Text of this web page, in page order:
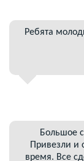
Ребята
Большое
Привезли и
время. Все